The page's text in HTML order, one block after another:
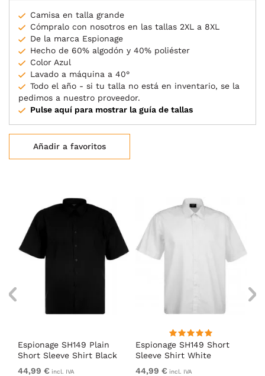
Camisa en talla grande
Cómpralo con nosotros en las tallas 2XL a 8XL
De la marca Espionage
Hecho de 60% algodón y 40% poliéster
Color Azul
Lavado a máquina a 40°
Todo el año - si tu talla no está en inventario, se la
pedimos a nuestro proveedor.
Pulse aquí para mostrar la guía de tallas
Añadir a favoritos
Espionage SH149 Plain
Short Sleeve Shirt Black
44,99 € incl. IVA
Espionage SH149 Short
Sleeve Shirt White
44,99 € incl. IVA